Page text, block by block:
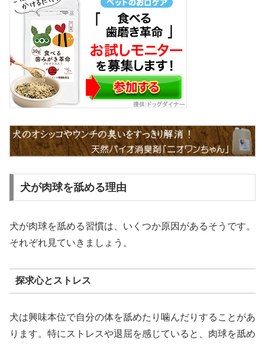
犬が肉球を舐める理由
犬が肉球を舐める習慣は、いくつか原因があるそうです。
それぞれ見ていきましょう。
探求心とストレス
犬は興味本位で自分の体を舐めたり噛んだりすることがあ
ります。特にストレスや退屈を感じていると、肉球を舐め